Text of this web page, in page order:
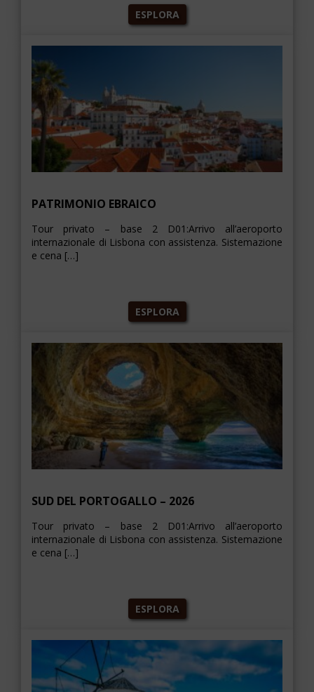
ESPLORA
PATRIMONIO EBRAICO
Tour privato – base 2 D01:Arrivo all’aeroporto
internazionale di Lisbona con assistenza. Sistemazione
e cena […]
ESPLORA
SUD DEL PORTOGALLO – 2026
Tour privato – base 2 D01:Arrivo all’aeroporto
internazionale di Lisbona con assistenza. Sistemazione
e cena […]
ESPLORA